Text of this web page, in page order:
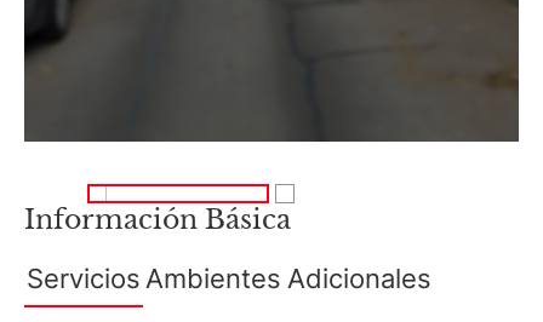
Información Básica
Servicios Ambientes Adicionales